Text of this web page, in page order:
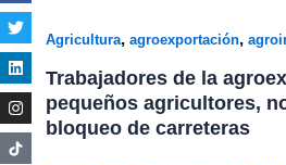
Agricultura, agroexportación,
Trabajadores de la
pequeños agricultores,
bloqueo de carreteras